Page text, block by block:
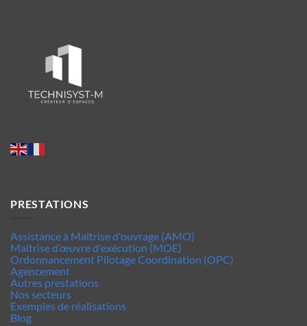
PRESTATIONS
Assistance à Maîtrise d'ouvrage (AMO)
Maîtrise d’œuvre d'exécution (MOE)
Ordonnancement Pilotage Coordination (OPC)
Agencement
Autres prestations
Nos secteurs
Exemples de réalisations
Blog